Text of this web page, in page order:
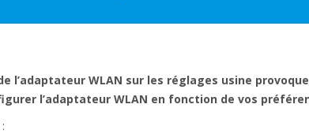
l’adaptateur WLAN sur les réglages usine
l’adaptateur WLAN en fonction de vos